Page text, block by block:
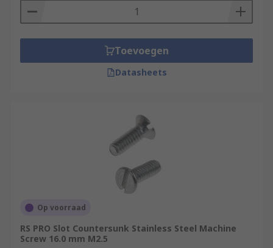
Toevoegen
Datasheets
Op voorraad
RS PRO Slot Countersunk Stainless Steel Machine
Screw 16.0 mm M2.5